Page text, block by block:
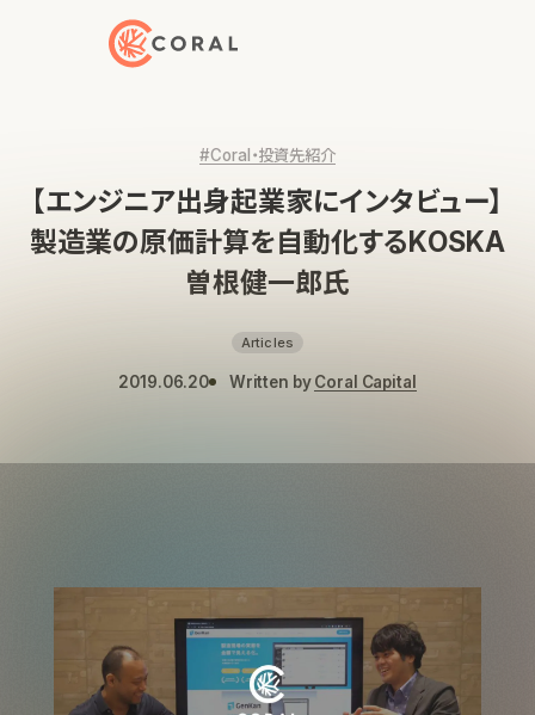
トップページへ戻る
#Coral・投資先紹介
【エンジニア出身起業家にインタビュー】
製造業の原価計算を自動化するKOSKA
曽根健一郎氏
Articles
2019.06.20 Written byCoral Capital